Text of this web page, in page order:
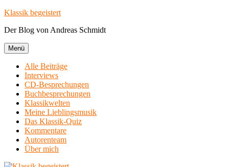
Zum
springen
Klassik begeistert
Der Blog von Andreas Schmidt
Menü
Alle Beiträge
Interviews
CD-Besprechungen
Buchbesprechungen
Klassikwelten
Meine Lieblingsmusik
Das Klassik-Quiz
Kommentare
Autorenteam
Über mich